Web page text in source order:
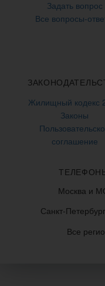
Задать вопрос
Все вопросы-
Жилищный кодекс
Законы
соглашение
Москва и
Санкт-
Все